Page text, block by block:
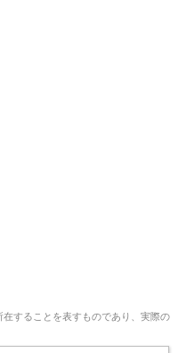
することを表すものであり、実際の